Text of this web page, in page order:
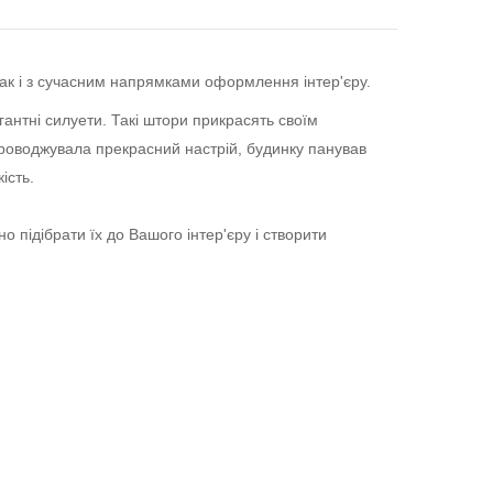
і з сучасним напрямками оформлення інтер'єру.
силуети. Такі штори прикрасять своїм
прекрасний настрій, будинку панував
їх до Вашого інтер'єру і створити